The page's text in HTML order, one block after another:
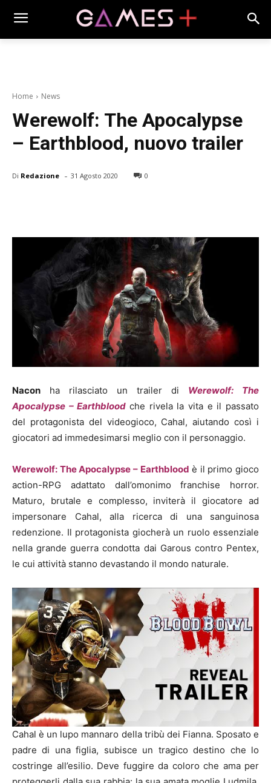
Home News
Werewolf: The Apocalypse
– Earthblood, nuovo trailer
Di Redazione - 31 Agosto 2020 0
Nacon ha rilasciato un trailer di
Werewolf: The
Apocalypse – Earthblood che rivela la vita e il passato
del protagonista del videogioco, Cahal, aiutando così i
giocatori ad immedesimarsi meglio con il personaggio.
Werewolf: The Apocalypse – Earthblood è il primo gioco
action-RPG adattato dall’omonimo franchise horror.
Maturo, brutale e complesso, inviterà il giocatore ad
impersonare Cahal, alla ricerca di una sanguinosa
redenzione. Il protagonista giocherà un ruolo essenziale
nella grande guerra condotta dai Garous contro Pentex,
le cui attività stanno devastando il mondo naturale.
Cahal è un lupo mannaro della tribù dei Fianna. Sposato e
padre di una figlia, subisce un tragico destino che lo
costringe all’esilio. Deve fuggire da coloro che ama per